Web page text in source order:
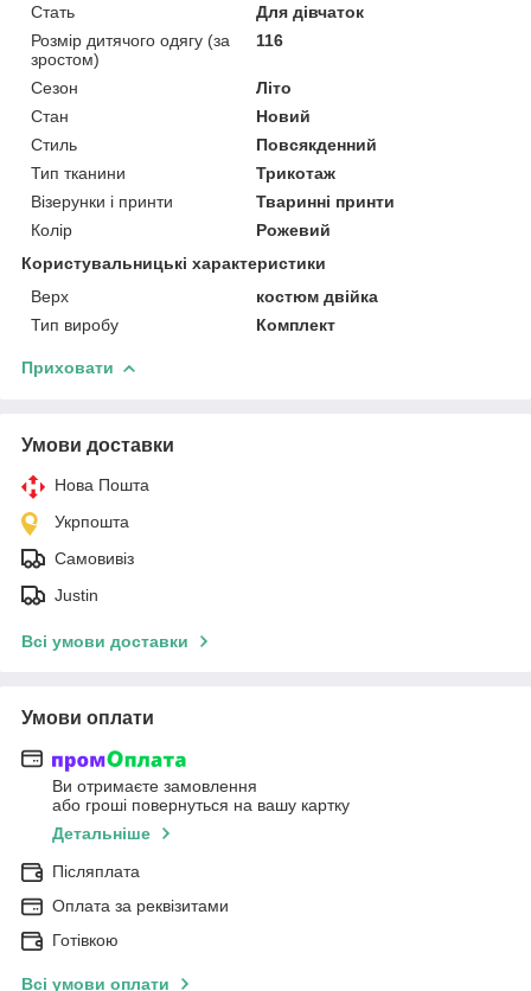
Стать
Для дівчаток
Розмір дитячого одягу (за
зростом)
116
Сезон
Літо
Стан
Новий
Стиль
Повсякденний
Тип тканини
Трикотаж
Візерунки і принти
Тваринні принти
Колір
Рожевий
Користувальницькі характеристики
Верх
костюм двійка
Тип виробу
Комплект
Приховати
Умови доставки
Нова Пошта
Укрпошта
Самовивіз
Justin
Всі умови доставки
Умови оплати
Ви отримаєте замовлення
або гроші повернуться на вашу картку
Детальніше
Післяплата
Оплата за реквізитами
Готівкою
Всі умови оплати